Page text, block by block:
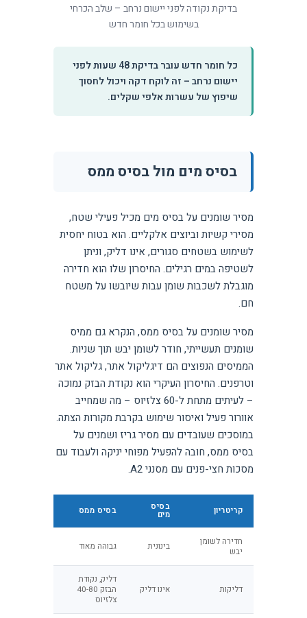
בדיקת נקודה לפני יישום נרחב – שלב הכרחי
בשימוש בכל חומר חדש
כל חומר חדש עובר בדיקת 48 שעות לפני
יישום נרחב – זה לוקח דקה ויכול לחסוך
שיפוץ של עשרות אלפי שקלים.
בסיס מים מול בסיס ממס
מסיר שומנים על בסיס מים מכיל פעילי שטח,
מסירי קשיות וביוצים אלקליים. הוא בטוח יחסית
לשימוש בשטחים סגורים, אינו דליק, וניתן
לשטיפה במים רגילים. החיסרון שלו הוא חדירה
מוגבלת לשכבות שומן עבות שיובשו על משטח
חם.
מסיר שומנים על בסיס ממס, הנקרא גם ממיס
שומנים תעשייתי, חודר לשומן יבש תוך שניות.
הממיסים הנפוצים הם דיגליקול אתר, גליקול אתר
וטרפנים. החיסרון העיקרי הוא נקודת הבזק נמוכה
– לעיתים מתחת ל-60 צלזיוס – מה שמחייב
אוורור פעיל ואיסור שימוש בקרבת מקורות הצתה.
במוסכים שעובדים עם מסיר גריז ושמנים על
בסיס ממס, חובה להפעיל מפוחי יניקה ולעבוד עם
מסכות חצי-פנים עם מסנני A2.
קריטריון בסיס
מים בסיס ממס
חדירה לשומן
יבש
בינונית גבוהה מאוד
דליקות אינו דליק
דליק, נקודת
הבזק 40-80
צלזיוס